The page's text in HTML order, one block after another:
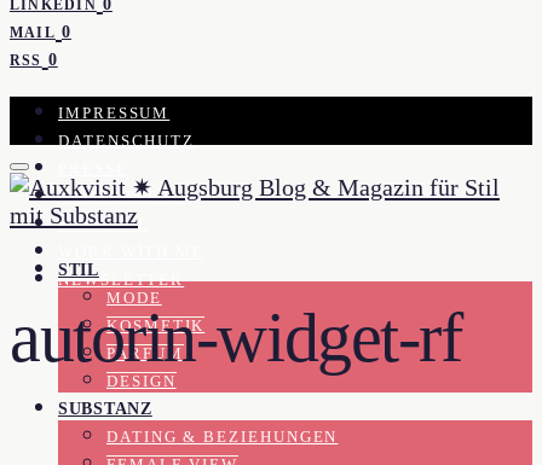
LINKEDIN 0
MAIL 0
RSS 0
IMPRESSUM
DATENSCHUTZ
KOOPERATION
KONTAKT
NEWSLETTER
STIL
MODE
KOSMETIK
PARFUM
DESIGN
SUBSTANZ
DATING & BEZIEHUNGEN
autorin-widget-rf